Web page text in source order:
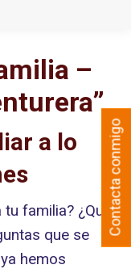
–
a lo
familia? ¿Qué
que se
hemos
Contacta conmigo